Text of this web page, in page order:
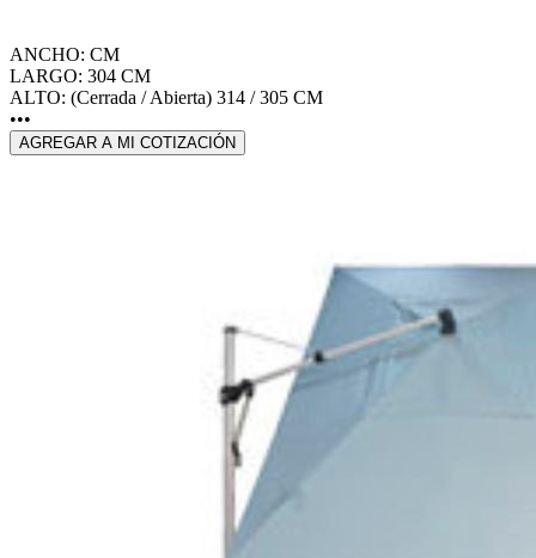
ANCHO: CM
LARGO: 304 CM
ALTO: (Cerrada / Abierta) 314 / 305 CM
•••
AGREGAR A MI COTIZACIÓN